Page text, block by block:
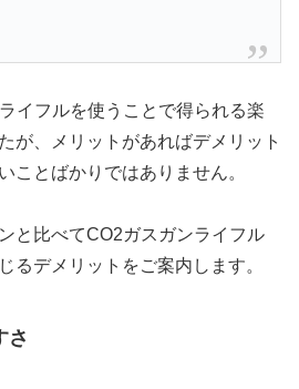
イフルを使うことで得られる楽
が、メリットがあればデメリット
ことばかりではありません。
と比べてCO2ガスガンライフル
るデメリットをご案内します。
さ